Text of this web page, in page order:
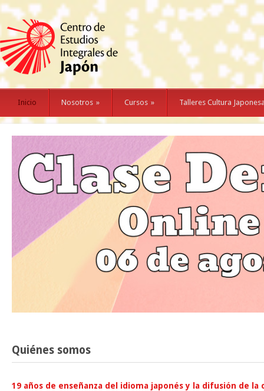
Inicio Nosotros » Cursos » Talleres Cultura
Quiénes somos
19 años de enseñanza del idioma japonés y la difusión de la